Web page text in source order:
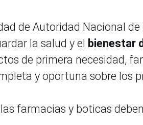
de Autoridad Nacional de
la salud y el bienestar
de primera necesidad,
y oportuna sobre los
farmacias y boticas